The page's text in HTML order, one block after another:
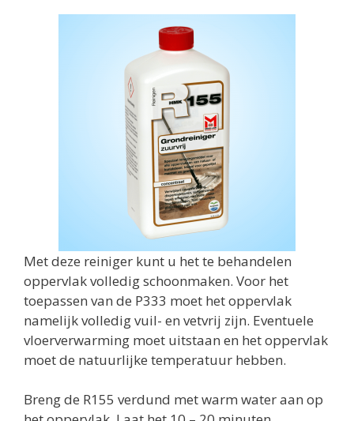
Met deze reiniger kunt u het te behandelen
oppervlak volledig schoonmaken. Voor het
toepassen van de P333 moet het oppervlak
namelijk volledig vuil- en vetvrij zijn. Eventuele
vloerverwarming moet uitstaan en het oppervlak
moet de natuurlijke temperatuur hebben.
Breng de R155 verdund met warm water aan op